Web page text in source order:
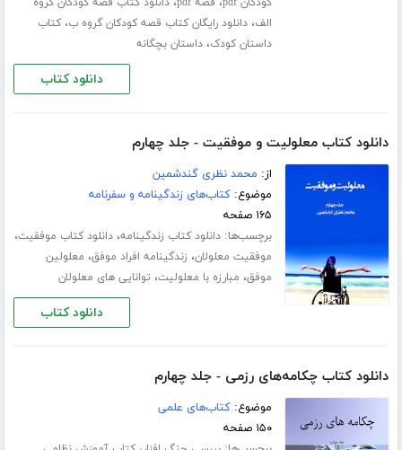
کودکان pdf
قصه pdf
دانلود کتاب قصه کودکان گروه
الف،دانلود رایگان کتاب قصه کودکان گروه ب،کتاب
داستان کودک،داستان بچگانه
دانلود کتاب
دانلود کتاب معلولیت و موفقیت - جلد چهارم
از: محمد نظری گندشمین
موضوع:کتاب‌های زندگینامه و سفرنامه
۱۶۵ صفحه
برچسب‌ها:دانلود کتاب زندگینامه،دانلود کتاب موفقیت،
موفقیت معلولان، زندگینامه افراد موفق، معلولین
موفق، مبارزه با معلولیت، توانایی های معلولان
دانلود کتاب
دانلود کتاب چکامه‌های رزمی - جلد چهارم
موضوع:کتاب‌های علمی
۱۵۰ صفحه